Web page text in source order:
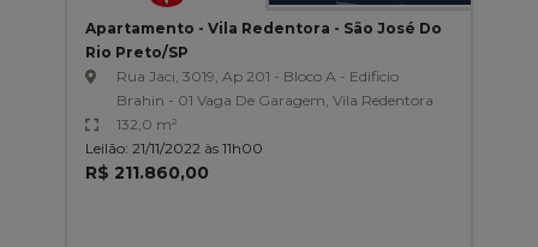
Apartamento - Vila Redentora - São José Do
Rio Preto/SP
Rua Jaci, 3019, Ap 201 - Bloco A - Edificio
Brahin - 01 Vaga De Garagem, Vila Redentora
132,0 m²
Leilão: 21/11/2022 às 11h00
R$ 211.860,00